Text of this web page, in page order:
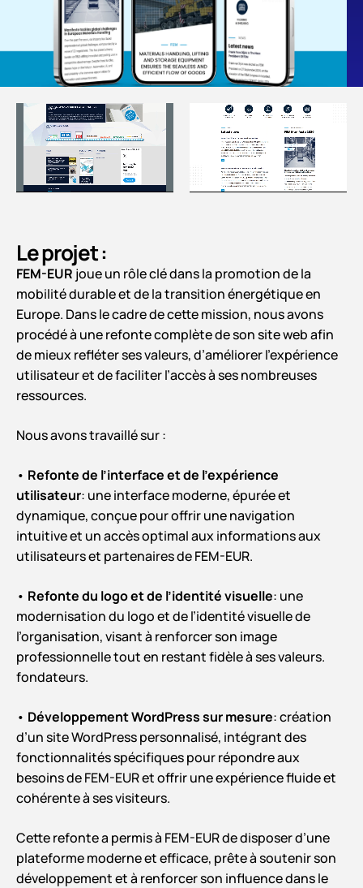
Le projet :
FEM-EUR joue un rôle clé dans la promotion de la
mobilité durable et de la transition énergétique en
Europe. Dans le cadre de cette mission, nous avons
procédé à une refonte complète de son site web afin
de mieux refléter ses valeurs, d’améliorer l’expérience
utilisateur et de faciliter l’accès à ses nombreuses
ressources.
Nous avons travaillé sur :
• Refonte de l’interface et de l’expérience
utilisateur: une interface moderne, épurée et
dynamique, conçue pour offrir une navigation
intuitive et un accès optimal aux informations aux
utilisateurs et partenaires de FEM-EUR.
• Refonte du logo et de l’identité visuelle: une
modernisation du logo et de l’identité visuelle de
l’organisation, visant à renforcer son image
professionnelle tout en restant fidèle à ses valeurs.
fondateurs.
• Développement WordPress sur mesure: création
d’un site WordPress personnalisé, intégrant des
fonctionnalités spécifiques pour répondre aux
besoins de FEM-EUR et offrir une expérience fluide et
cohérente à ses visiteurs.
Cette refonte a permis à FEM-EUR de disposer d’une
plateforme moderne et efficace, prête à soutenir son
développement et à renforcer son influence dans le